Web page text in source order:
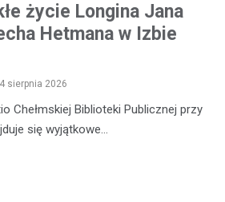
życie Longina Jana
Hetmana w Izbie
4 sierpnia 2026
Chełmskiej Biblioteki Publicznej przy
się wyjątkowe…